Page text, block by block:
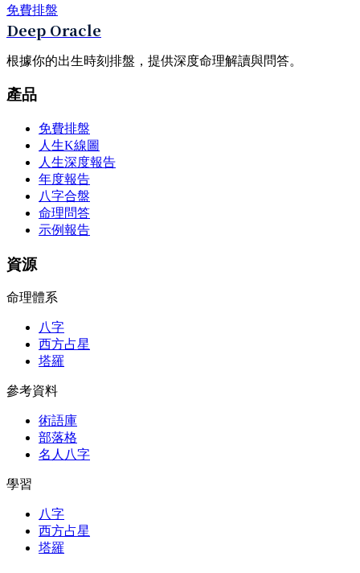
免費排盤
Deep Oracle
根據你的出生時刻排盤，提供深度命理解讀與問答。
產品
免費排盤
人生K線圖
人生深度報告
年度報告
八字合盤
命理問答
示例報告
資源
命理體系
八字
西方占星
塔羅
參考資料
術語庫
部落格
名人八字
學習
八字
西方占星
塔羅